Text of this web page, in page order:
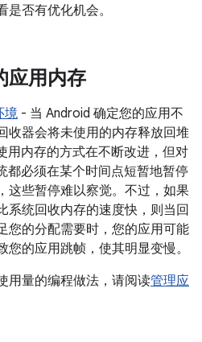
否有优化机会。
应用内存
境 - 当 Android 确定您的应用不
收器会将未使用的内存释放回堆
用内存的方式在不断改进，但对
都必须在某个时间点短暂地暂停
这些暂停难以察觉。不过，如果
系统回收内存的速度快，则当回
您的分配需要时，您的应用可能
的应用跳帧，使其明显变慢。
用量的编程做法，请阅读管理应